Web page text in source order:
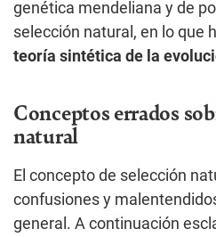
genética mendeliana y de
selección natural, en lo que
teoría sintética de la
Conceptos errados
natural
El concepto de selección
confusiones y
general. A continuación